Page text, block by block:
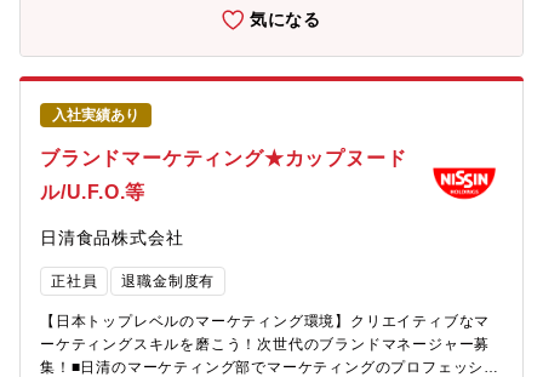
課に所属し、他部門との連携も深めていただきます。・2年目以降
~：アメリカ拠点での駐在の可能性あり【組織構成】駐在員2名、
現地スタッフ数名
気になる
入社実績あり
ブランドマーケティング★カップヌード
ル/U.F.O.等
日清食品株式会社
正社員 退職金制度有
【日本トップレベルのマーケティング環境】クリエイティブなマ
ーケティングスキルを磨こう！次世代のブランドマネージャー募
集！■日清のマーケティング部でマーケティングのプロフェッショ